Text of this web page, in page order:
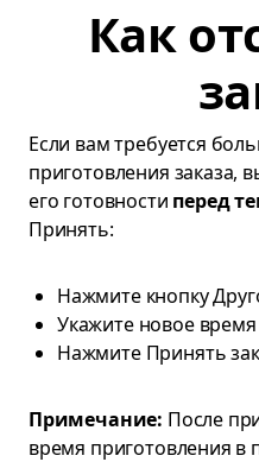
Как
Если вам требуется
приготовления заказа,
его готовности перед
Принять:
Нажмите кнопку
Укажите новое время
Нажмите Принять
Примечание: После
время приготовления